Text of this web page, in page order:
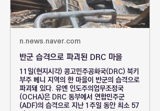
n.news.naver.com
반군 습격으로 파괴된 DRC 마을
11일(현지시각) 콩고민주공화국(DRC) 북키
부주 베니 지역의 한 마을이 반군의 습격으로
파괴돼 있다. 유엔 인도주의업무조정국
(OCHA)은 DRC 동부에서 연합민주군
(ADF)의 습격으로 지난 1주일 동안 최소 57